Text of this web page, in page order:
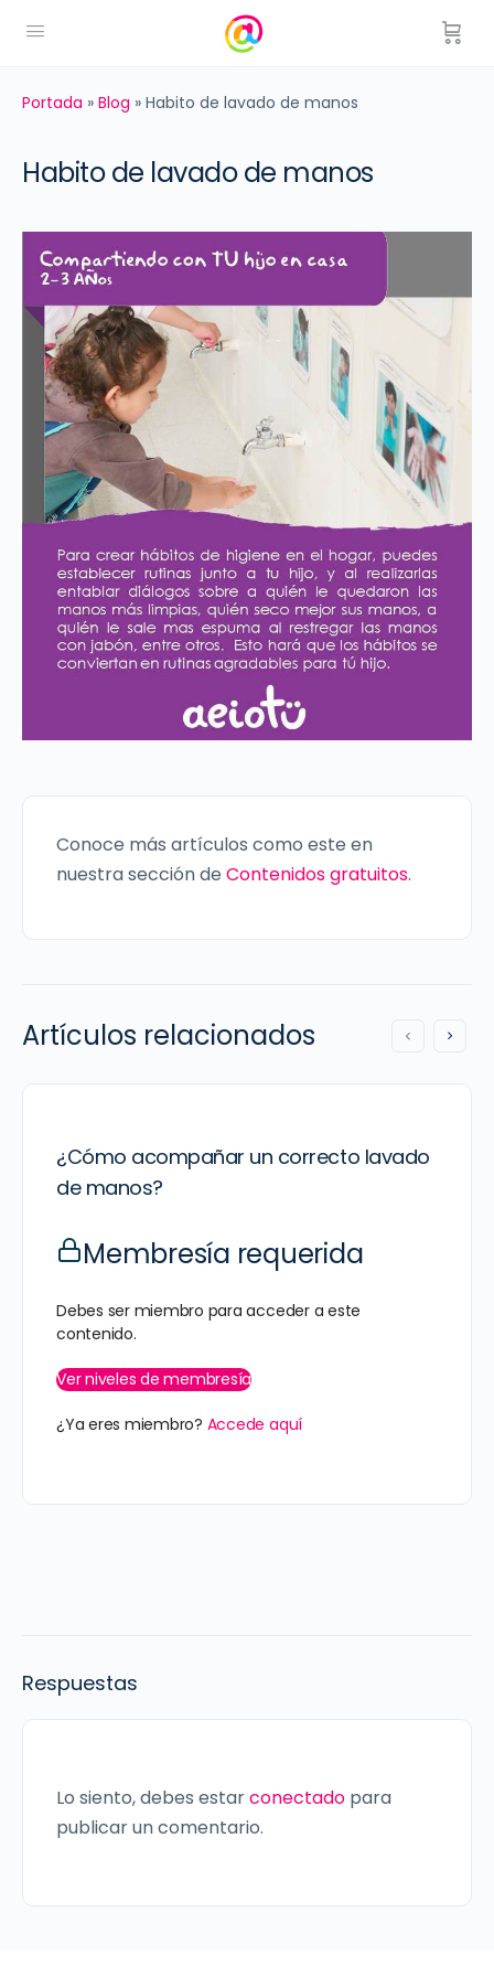
Portada » Blog » Habito de lavado de manos
Habito de lavado de manos
Conoce más artículos como este en
nuestra sección de Contenidos gratuitos.
Artículos relacionados
¿Cómo acompañar un correcto lavado
de manos?
Membresía requerida
Debes ser miembro para acceder a este
contenido.
Ver niveles de membresía
¿Ya eres miembro? Accede aquí
Respuestas
Lo siento, debes estarconectado para
publicar un comentario.